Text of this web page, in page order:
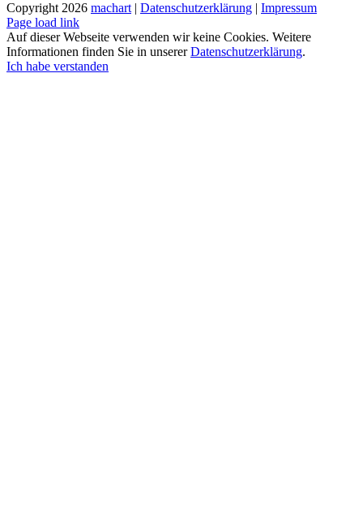
Copyright 2026 machart | Datenschutzerklärung | Impressum
Instagram
Page load link
Auf dieser Webseite verwenden wir keine Cookies. Weitere
Informationen finden Sie in unsererDatenschutzerklärung.
Ich habe verstanden